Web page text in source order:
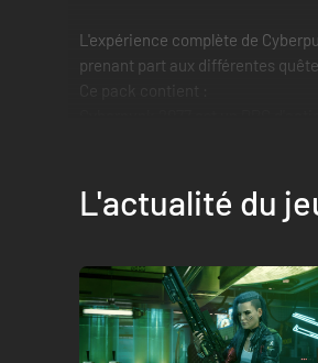
L'expérience complète de
prenant part aux différentes
Cyberpunk 2077 est un RPG
Reeves), un rockerboy mort
Phantom Liberty, est la nouvelle
conséquences. Avec l'aide de
L'actualité du